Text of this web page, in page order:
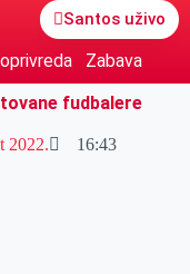
Santos uživo
Zabava
fudbalere
2022. 16:43